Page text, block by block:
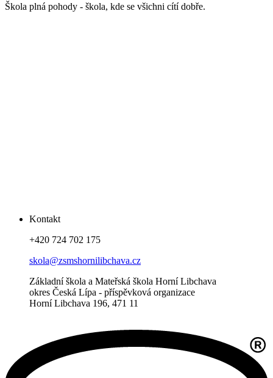
Škola plná pohody - škola, kde se všichni cítí dobře.
Kontakt
+420 724 702 175
skola@zsmshornilibchava.cz
Základní škola a Mateřská škola Horní Libchava
okres Česká Lípa - příspěvková organizace
Horní Libchava 196, 471 11